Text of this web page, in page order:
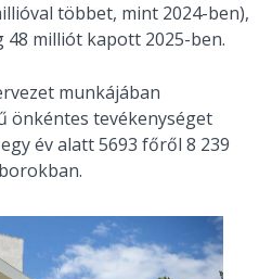
többet, mint 2024-ben),
milliót kapott 2025-ben.
munkájában
önkéntes tevékenységet
év alatt 5693 főről 8 239